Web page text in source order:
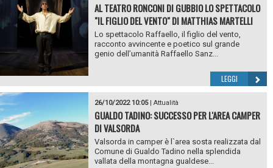
AL TEATRO RONCONI DI GUBBIO LO SPETTACOLO
"IL FIGLIO DEL VENTO" DI MATTHIAS MARTELLI
Lo spettacolo Raffaello, il figlio del vento,
racconto avvincente e poetico sul grande
genio dell’umanità Raffaello Sanz...
LEGGI
26/10/2022 10:05| Attualità
GUALDO TADINO: SUCCESSO PER L'AREA CAMPER
DI VALSORDA
Valsorda in camper è l`area sosta realizzata dal
Comune di Gualdo Tadino nella splendida
vallata della montagna gualdese...